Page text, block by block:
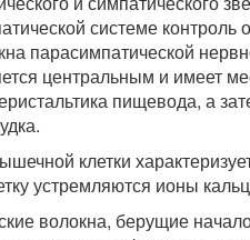
системе контроль
парасимпатической
центральным и имеет
пищевода, а
клетки
устремляются ионы
волокна, берущие